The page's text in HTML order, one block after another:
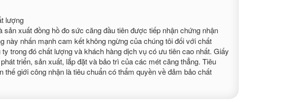
lượng
sản xuất đồng hồ đo sức căng đầu tiên được tiếp nhận chứng nhận
này nhấn mạnh cam kết không ngừng của chúng tôi đối với chất
trong đó chất lượng và khách hàng dịch vụ có ưu tiên cao nhất. Giấy
triển, sản xuất, lắp đặt và bảo trì của các mét căng thẳng. Tiêu
giới công nhận là tiêu chuẩn có thẩm quyền về đảm bảo chất